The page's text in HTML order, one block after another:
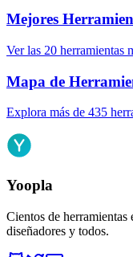
Mejores
Ver las 20 herramientas
Mapa de
Explora más de 435
Yoopla
Cientos de herramientas
diseñadores y todos.